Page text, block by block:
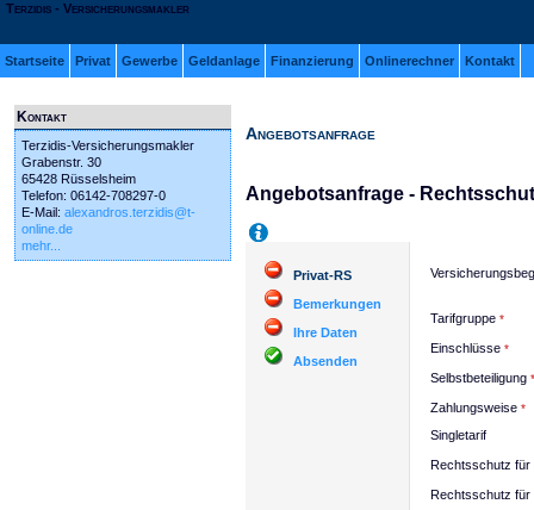
Terzidis - Versicherungsmakler
Startseite Privat Gewerbe Geldanlage Finanzierung Onlinerechner Kontakt
Kontakt
Terzidis-Versicherungsmakler
Grabenstr. 30
65428 Rüsselsheim
Telefon: 06142-708297-0
E-Mail: alexandros.terzidis@t-
online.de
mehr...
Angebotsanfrage
Angebotsanfrage -
Privat-RS
Bemerkungen
Ihre Daten
Absenden
Tarifgruppe
Einschlüsse
Selbstbeteiligung
Zahlungsweise
Singletarif
Rechtsschutz für
Rechtsschutz für